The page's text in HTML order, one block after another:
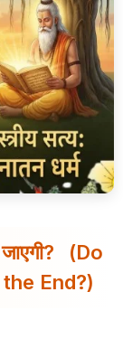
(Do
End?)